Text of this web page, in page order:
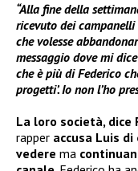
“Alla fine della
ricevuto dei campanelli
che volesse
messaggio dove mi
che è più di Federico
progetti’. Io non l’ho
La loro società, dice
rapper accusa Luis
vedere ma